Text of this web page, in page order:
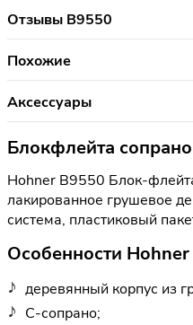
Отзывы B9550
Похожие
Аксессуары
Блокфлейта
Hohner B9550 Блок-
лакированное грушевое
система, пластиковый
Особенности
деревянный корпус из
С-сопрано;